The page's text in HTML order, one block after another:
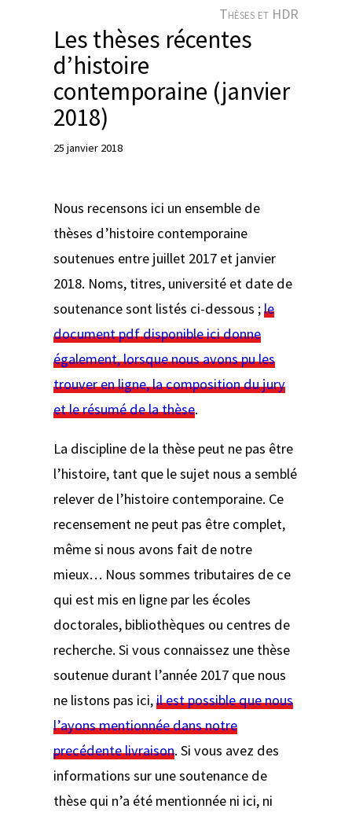
Thèses et HDR
Les thèses récentes
d’histoire
contemporaine (janvier
2018)
25 janvier 2018
Nous recensons ici un ensemble de
thèses d’histoire contemporaine
soutenues entre juillet 2017 et janvier
2018. Noms, titres, université et date de
soutenance sont listés ci-dessous ;le
document pdf disponible ici donne
également, lorsque nous avons pu les
trouver en ligne, la composition du jury
et le résumé de la thèse.
La discipline de la thèse peut ne pas être
l’histoire, tant que le sujet nous a semblé
relever de l’histoire contemporaine. Ce
recensement ne peut pas être complet,
même si nous avons fait de notre
mieux… Nous sommes tributaires de ce
qui est mis en ligne par les écoles
doctorales, bibliothèques ou centres de
recherche. Si vous connaissez une thèse
soutenue durant l’année 2017 que nous
ne listons pas ici,il est possible que nous
l’ayons mentionnée dans notre
precédente livraison. Si vous avez des
informations sur une soutenance de
thèse qui n’a été mentionnée ni ici, ni